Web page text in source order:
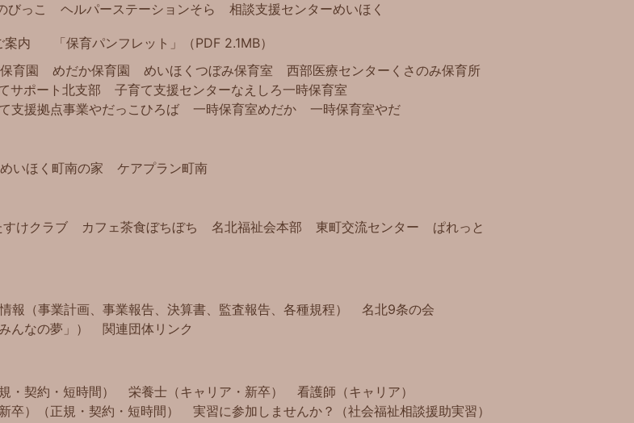
びっこ ヘルパーステーションそら 相談支援センターめいほく
案内
「保育パンフレット」（PDF 2.1MB）
育園 めだか保育園 めいほくつぼみ保育室 西部医療センター くさのみ保育所
サポート北支部 子育て支援センターなえしろ一時保育室
支援拠点事業やだっこひろば 一時保育室めだか 一時保育室やだ
めいほく町南の家 ケアプラン町南
すけクラブ カフェ茶食ぼちぼち 名北福祉会本部 東町交流センター
ぱれっと
報（事業計画、事業報告、決算書、監査報告、各種規程）
名北9条の会
んなの夢」） 関連団体リンク
・契約・短時間） 栄養士（キャリア・新卒）
看護師（キャリア）
卒）（正規・契約・短時間）
実習に参加しませんか？（社会福祉相談援助実習）